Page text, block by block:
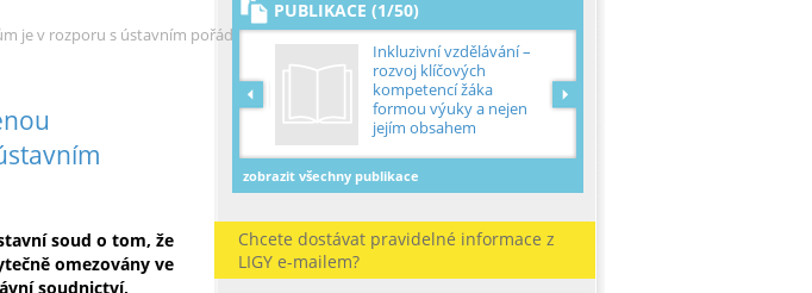
je v rozporu s ústavním pořádkem ČR
PUBLIKACE (1/50)
Inkluzivní vzdělávání –
rozvoj klíčových
kompetencí žáka
formou výuky a nejen
jejím obsahem
zobrazit všechny publikace
Chcete dostávat pravidelné informace z
LIGY e-mailem?
soud o tom, že
omezovány ve
soudnictví,